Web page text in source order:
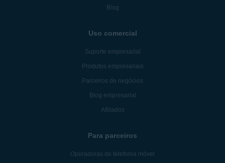
Blog
Uso comercial
Suporte empresarial
Produtos empresariais
Parceiros de negócios
Blog empresarial
Afiliados
Para parceiros
Operadoras de telefonia móvel